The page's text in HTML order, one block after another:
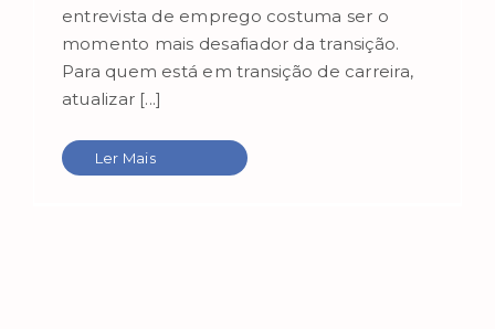
entrevista de emprego costuma ser o
momento mais desafiador da transição.
Para quem está em transição de carreira,
atualizar [...]
Ler Mais